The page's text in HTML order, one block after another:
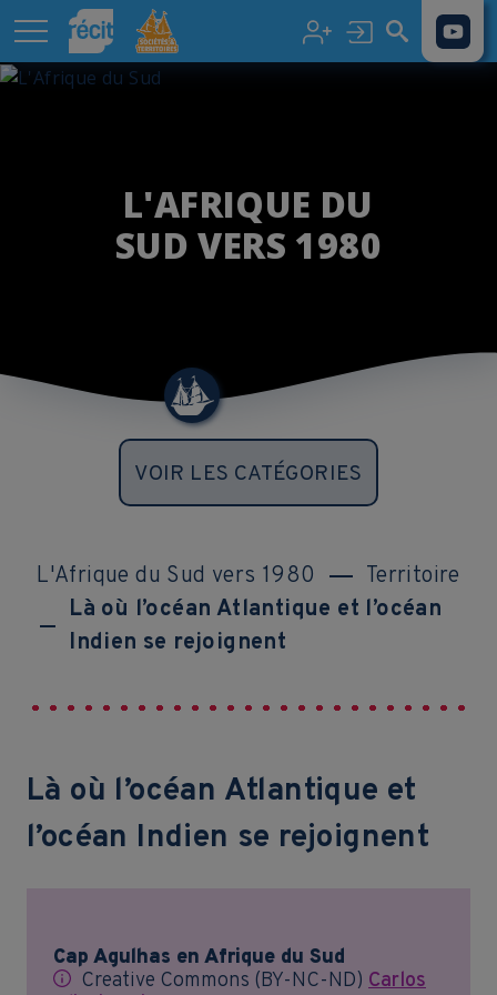
Aller au contenu principal
L'AFRIQUE DU
SUD VERS 1980
VOIR LES CATÉGORIES
L'Afrique du Sud vers 1980
Territoire
Là où l’océan Atlantique et l’océan
Indien se rejoignent
Là où l’océan Atlantique et
l’océan Indien se rejoignent
Cap Agulhas en Afrique du Sud
Creative Commons (BY-NC-ND) Carlos